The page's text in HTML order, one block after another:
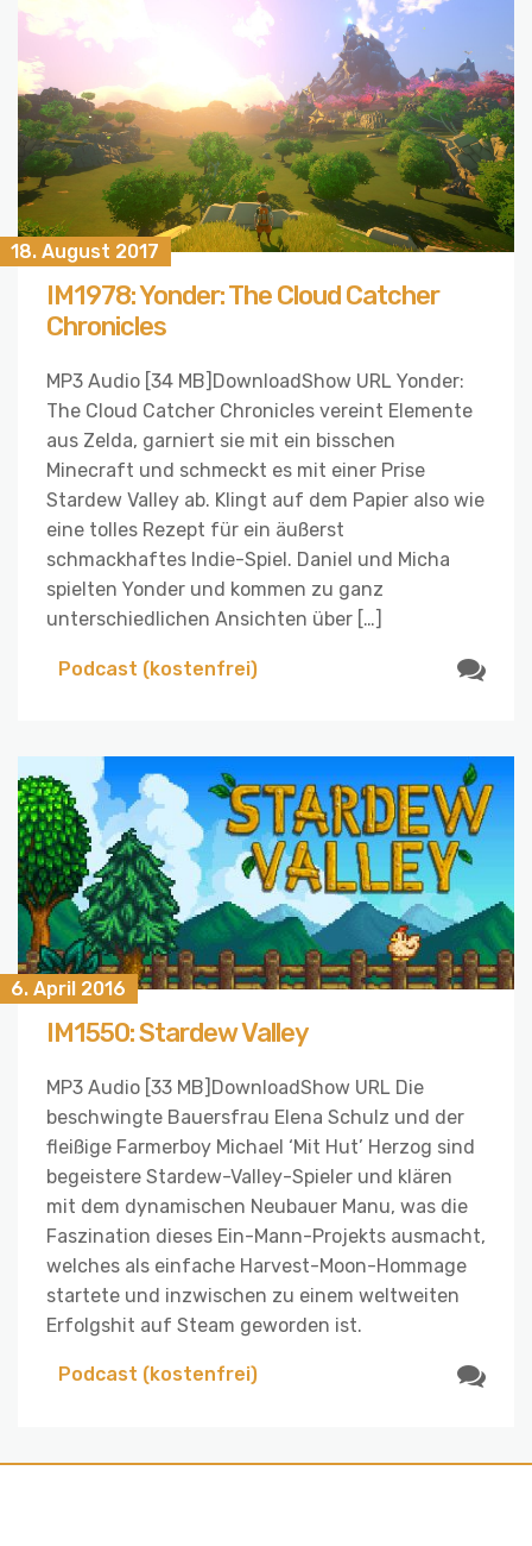
18. August 2017
IM1978: Yonder: The Cloud Catcher
Chronicles
MP3 Audio [34 MB]DownloadShow URL Yonder:
The Cloud Catcher Chronicles vereint Elemente
aus Zelda, garniert sie mit ein bisschen
Minecraft und schmeckt es mit einer Prise
Stardew Valley ab. Klingt auf dem Papier also wie
eine tolles Rezept für ein äußerst
schmackhaftes Indie-Spiel. Daniel und Micha
spielten Yonder und kommen zu ganz
unterschiedlichen Ansichten über […]
Podcast (kostenfrei)
6. April 2016
IM1550: Stardew Valley
MP3 Audio [33 MB]DownloadShow URL Die
beschwingte Bauersfrau Elena Schulz und der
fleißige Farmerboy Michael ‘Mit Hut’ Herzog sind
begeistere Stardew-Valley-Spieler und klären
mit dem dynamischen Neubauer Manu, was die
Faszination dieses Ein-Mann-Projekts ausmacht,
welches als einfache Harvest-Moon-Hommage
startete und inzwischen zu einem weltweiten
Erfolgshit auf Steam geworden ist.
Podcast (kostenfrei)